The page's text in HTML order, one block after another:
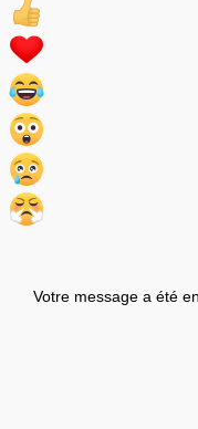
Votre message a été